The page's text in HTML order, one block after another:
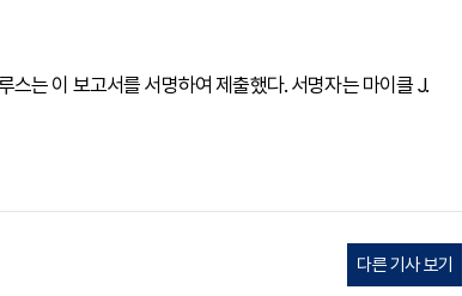
는 이 보고서를 서명하여 제출했다. 서명자는 마이클 J.
다른 기사 보기